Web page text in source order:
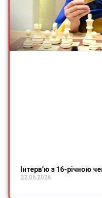
Інтерв’ю з 16-річною
22.06.2026